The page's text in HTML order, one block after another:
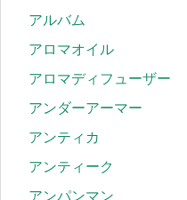
アルバム
アロマオイル
アロマディフューザー
アンダーアーマー
アンティカ
アンティーク
アンパンマン